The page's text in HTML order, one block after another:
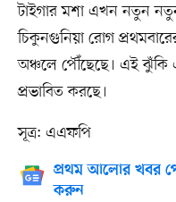
টাইগার মশা এখন নতুন
চিকুনগুনিয়া রোগ
অঞ্চলে পৌঁছেছে। এই
প্রভাবিত করছে।
সূত্র: এএফপি
প্রথম আলোর খবর
করুন